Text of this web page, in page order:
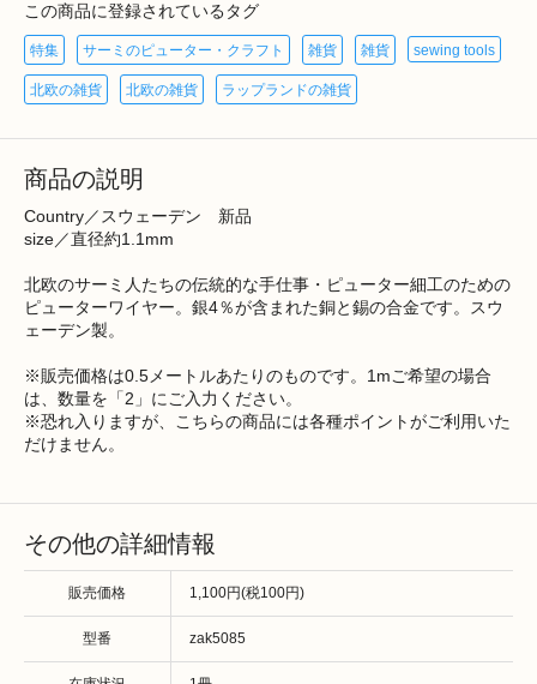
この商品に登録されているタグ
特集 サーミのピューター・クラフト 雑貨 雑貨 sewing tools
北欧の雑貨 北欧の雑貨 ラップランドの雑貨
商品の説明
Country／スウェーデン 新品
size／直径約1.1mm
北欧のサーミ人たちの伝統的な手仕事・ピューター細工のための
ピューターワイヤー。銀4％が含まれた銅と錫の合金です。スウ
ェーデン製。
※販売価格は0.5メートルあたりのものです。1mご希望の場合
は、数量を「2」にご入力ください。
※恐れ入りますが、こちらの商品には各種ポイントがご利用いた
だけません。
その他の詳細情報
販売価格 1,100円(税100円)
型番 zak5085